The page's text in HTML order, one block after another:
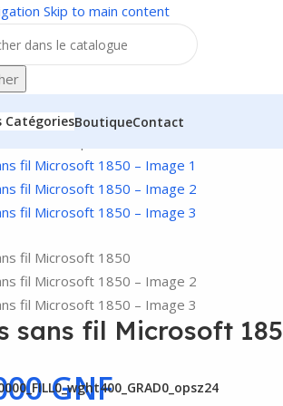
Skip to main content
CatégoriesBoutiqueContact
sans fil Microsoft
GNF